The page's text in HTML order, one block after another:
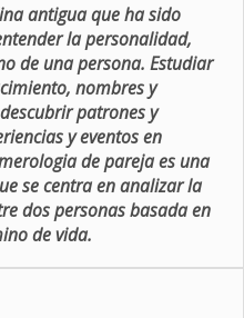
antigua que ha sido
la personalidad,
de una persona. Estudiar
nombres y
patrones y
y eventos en
de pareja es una
se centra en analizar la
dos personas basada en
de vida.